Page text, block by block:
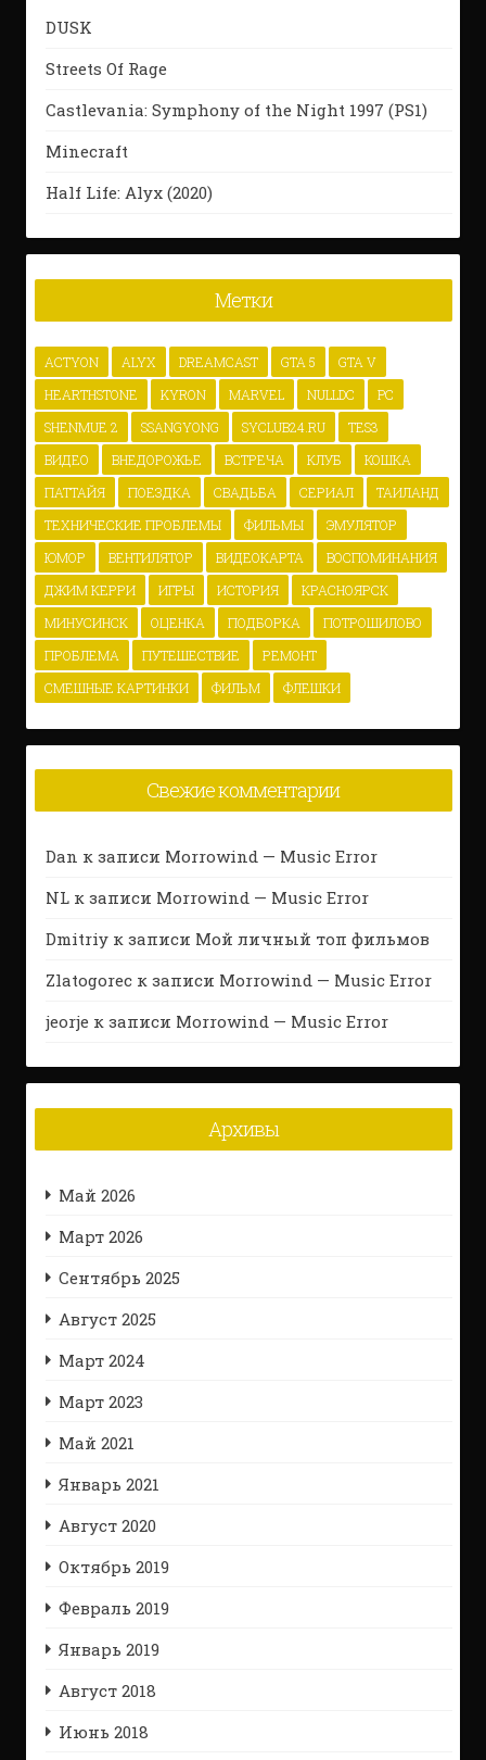
DUSK
Streets Of Rage
Castlevania: Symphony of the Night 1997 (PS1)
Minecraft
Half Life: Alyx (2020)
Метки
ACTYON ALYX DREAMCAST GTA 5
GTA V
HEARTHSTONE
KYRON MARVEL NULLDC
PC
SHENMUE 2
SSANGYONG SYCLUB24.RU
TES3
ВИДЕО
ВНЕДОРОЖЬЕ ВСТРЕЧА КЛУБ
КОШКА
ПАТТАЙЯ
ПОЕЗДКА СВАДЬБА СЕРИАЛ
ТАИЛАНД
ТЕХНИЧЕСКИЕ ПРОБЛЕМЫ
ФИЛЬМЫ
ЭМУЛЯТОР
ЮМОР
ВЕНТИЛЯТОР ВИДЕОКАРТА
ВОСПОМИНАНИЯ
ДЖИМ КЕРРИ
ИГРЫ ИСТОРИЯ
КРАСНОЯРСК
МИНУСИНСК
ОЦЕНКА ПОДБОРКА
ПОТРОШИЛОВО
ПРОБЛЕМА
ПУТЕШЕСТВИЕ
РЕМОНТ
СМЕШНЫЕ КАРТИНКИ
ФИЛЬМ ФЛЕШКИ
Свежие комментарии
Dan к записи Morrowind — Music Error
NLк записи Morrowind — Music Error
Dmitriyк записи Мой личный топ фильмов
Zlatogorecк записи Morrowind — Music Error
jeorje к записи Morrowind — Music Error
Архивы
Май 2026
Март 2026
Сентябрь 2025
Август 2025
Март 2024
Март 2023
Май 2021
Январь 2021
Август 2020
Октябрь 2019
Февраль 2019
Январь 2019
Август 2018
Июнь 2018